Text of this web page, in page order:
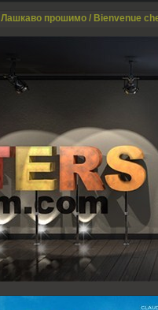
Лашкаво прошимо / Bienvenue